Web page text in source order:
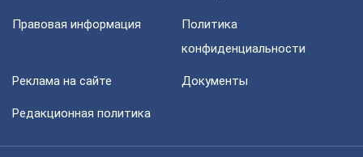
Правовая информация
Политика
конфиденциальности
Реклама на сайте Документы
Редакционная политика